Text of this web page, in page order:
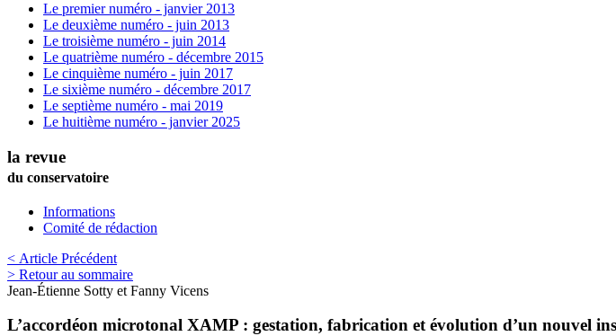
Le premier numéro - janvier 2013
Le deuxième numéro - juin 2013
Le troisième numéro - juin 2014
Le quatrième numéro - décembre 2015
Le cinquième numéro - juin 2017
Le sixième numéro - décembre 2017
Le septième numéro - mai 2019
Le huitième numéro - janvier 2025
la revue
du conservatoire
Informations
Comité de rédaction
< Article Précédent
> Retour au sommaire
Jean-Étienne Sotty et Fanny Vicens
L’accordéon microtonal XAMP : gestation, fabrication et évolution d’un nouvel